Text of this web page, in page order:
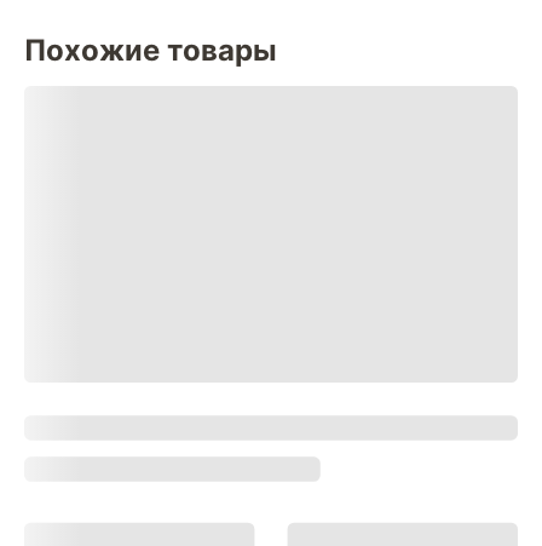
Похожие товары